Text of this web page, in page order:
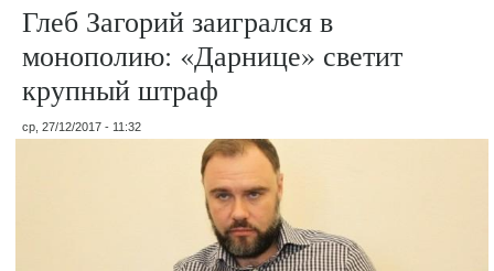
Глеб Загорий заигрался в
монополию: «Дарнице» светит
крупный штраф
ср, 27/12/2017 - 11:32